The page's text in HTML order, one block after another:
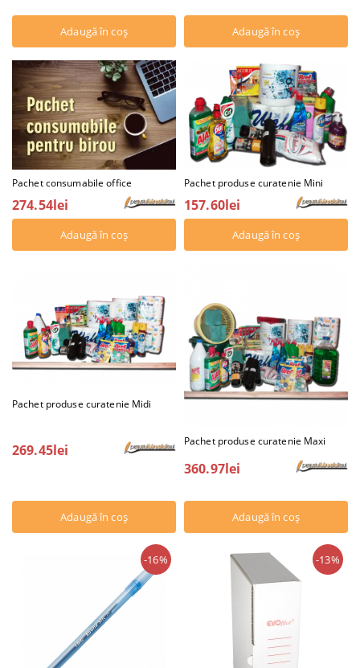
Pachet consumabile office
274.54lei
Pachet produse curatenie Mini
157.60lei
Pachet produse curatenie Midi
269.45lei
Pachet produse curatenie Maxi
360.97lei
-16% -13%